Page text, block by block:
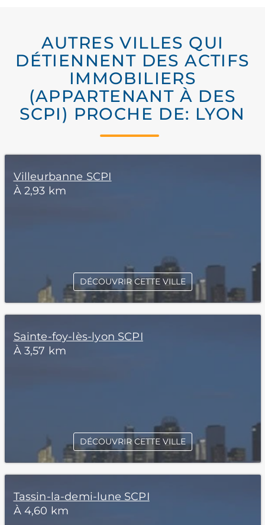
AUTRES VILLES QUI
DÉTIENNENT DES ACTIFS
IMMOBILIERS
(APPARTENANT À DES
SCPI) PROCHE DE: LYON
Villeurbanne SCPI
À 2,93 km
DÉCOUVRIR CETTE VILLE
Sainte-foy-lès-lyon SCPI
À 3,57 km
DÉCOUVRIR CETTE VILLE
Tassin-la-demi-lune SCPI
À 4,60 km